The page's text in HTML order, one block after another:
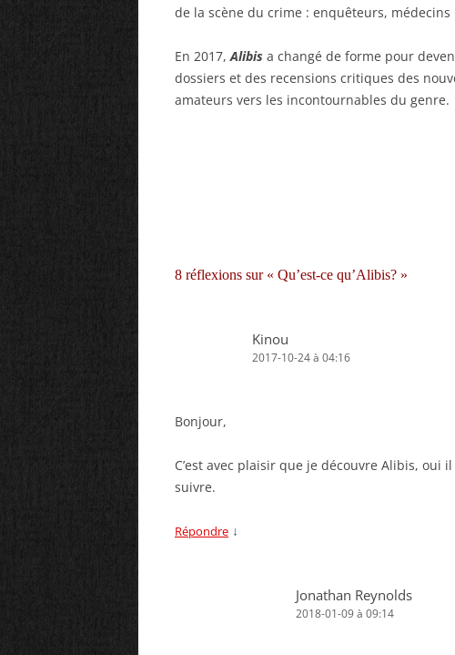
de la scène du crime : enquêteurs,
En 2017, Alibis a changé de forme pour
dossiers et des recensions critiques des
amateurs vers les incontournables du genre.
8 réflexions sur « Qu’est-ce qu’Alibis? »
Kinou
2017-10-24 à 04:16
Bonjour,
C’est avec plaisir que je découvre Alibis, oui
suivre.
Répondre ↓
Jonathan Reynolds
2018-01-09 à 09:14